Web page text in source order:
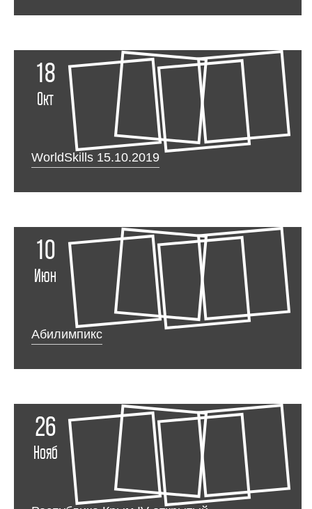
18
Окт
WorldSkills 15.10.2019
10
Июн
Абилимпикс
26
Нояб